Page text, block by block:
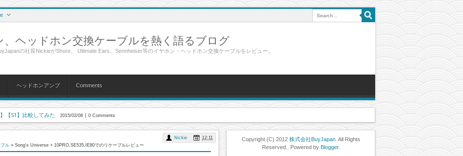
、ヘッドホン交換ケーブルを熱く語るブログ
の社長NickieがShure、 Ultimate Ears、Sennheiser等のイヤホン・ヘッドホン交換ケーブルをレビュー。
ヘッドホンアンプ Comments
On-Earのご紹介 2015/01/04 1 Comments
Aresでリケーブルしてみた。 2014/12/26 0 Comments
Audio Galaxy Plusでリケーブルしてみた!! 2014/12/20
ル » Song's Universe + 10PRO,SE535,IE80でのリケーブルレビュー
Nickie 12:11 Copyright (C) 2012 株式会社BuyJapan. All Rights
Reserved.. Powered by Blogger.